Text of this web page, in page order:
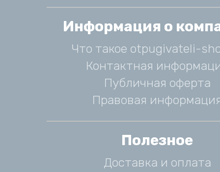
Информация о
Что такое otpugivateli-
Контактная
Публичная оферта
Правовая
Полезное
Доставка и оплата